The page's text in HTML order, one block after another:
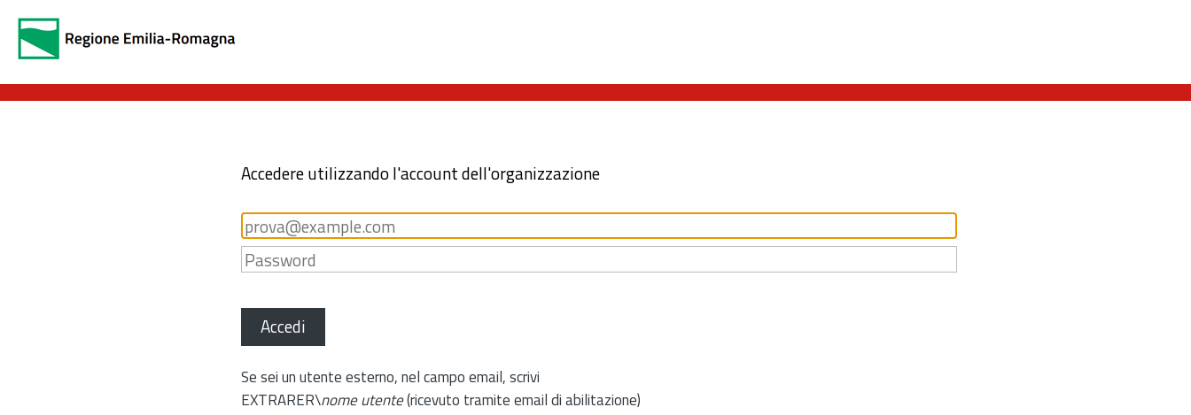
Accedere utilizzando l'account dell'organizzazione
Accedi
Se sei un utente esterno, nel campo email, scrivi
EXTRARER\nome utente(ricevuto tramite email di abilitazione)